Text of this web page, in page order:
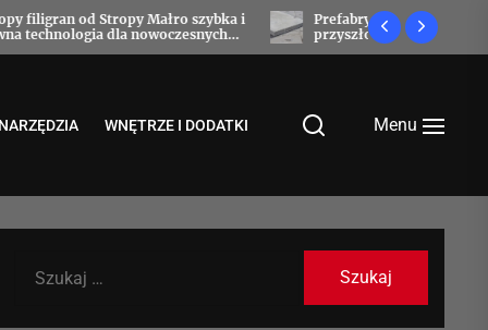
i
Prefabrykaty betonowe, które budują
przyszłość
Jak
WNĘTRZE I DODATKI Menu